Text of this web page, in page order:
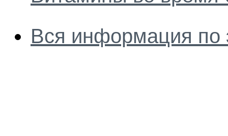
Вся информация по